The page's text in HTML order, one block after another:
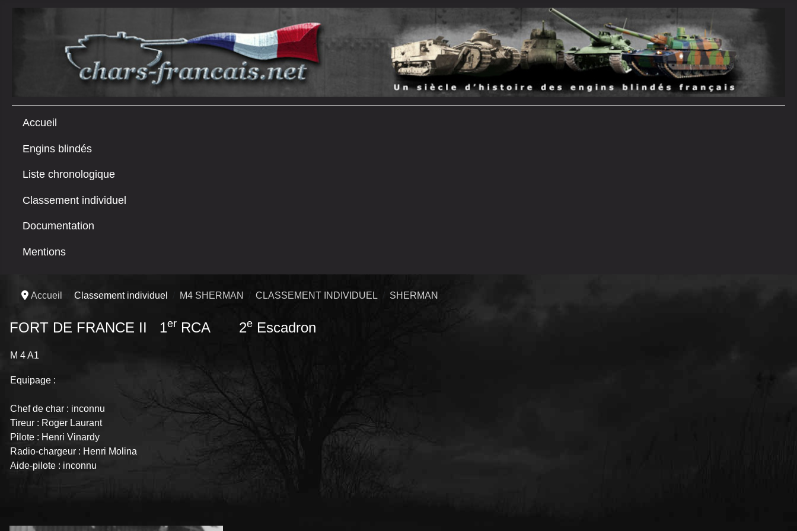
Accueil
Engins blindés
Liste chronologique
Classement individuel
Documentation
Mentions
Accueil Classement individuel M4 SHERMAN CLASSEMENT INDIVIDUEL SHERMAN
FORT DE FRANCE II 1er RCA 2e Escadron
M 4 A1
Equipage :
Chef de char : inconnu
Tireur : Roger Laurant
Pilote : Henri Vinardy
Radio-chargeur : Henri Molina
Aide-pilote : inconnu